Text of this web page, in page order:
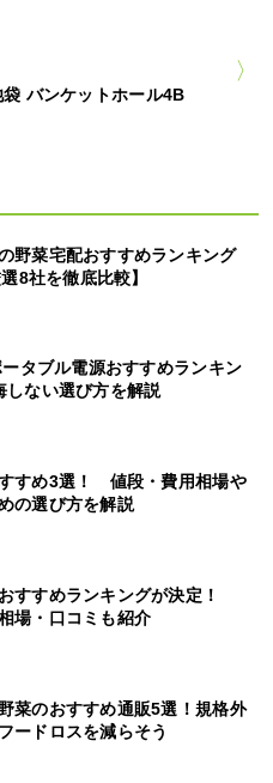
バンケットホール4B
野菜宅配おすすめランキング
8社を徹底比較】
ータブル電源おすすめランキン
ない選び方を解説
すめ3選！ 値段・費用相場や
の選び方を解説
すすめランキングが決定！
場・口コミも紹介
菜のおすすめ通販5選！規格外
ードロスを減らそう